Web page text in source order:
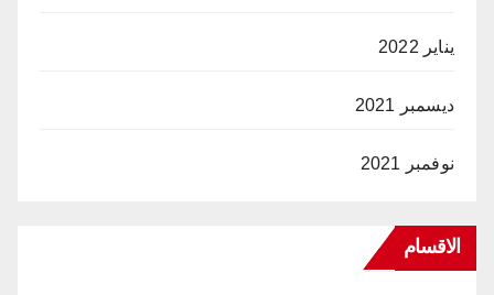
يناير 2022
ديسمبر 2021
نوفمبر 2021
الاقسام